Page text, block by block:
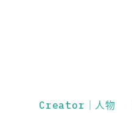
Creator｜人物